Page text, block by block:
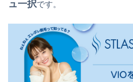
ュ一択です。